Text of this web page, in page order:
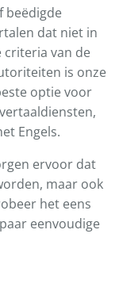
beëdigde
dat niet in
criteria van de
is onze
optie voor
Engels.
ervoor dat
maar ook
het eens
eenvoudige